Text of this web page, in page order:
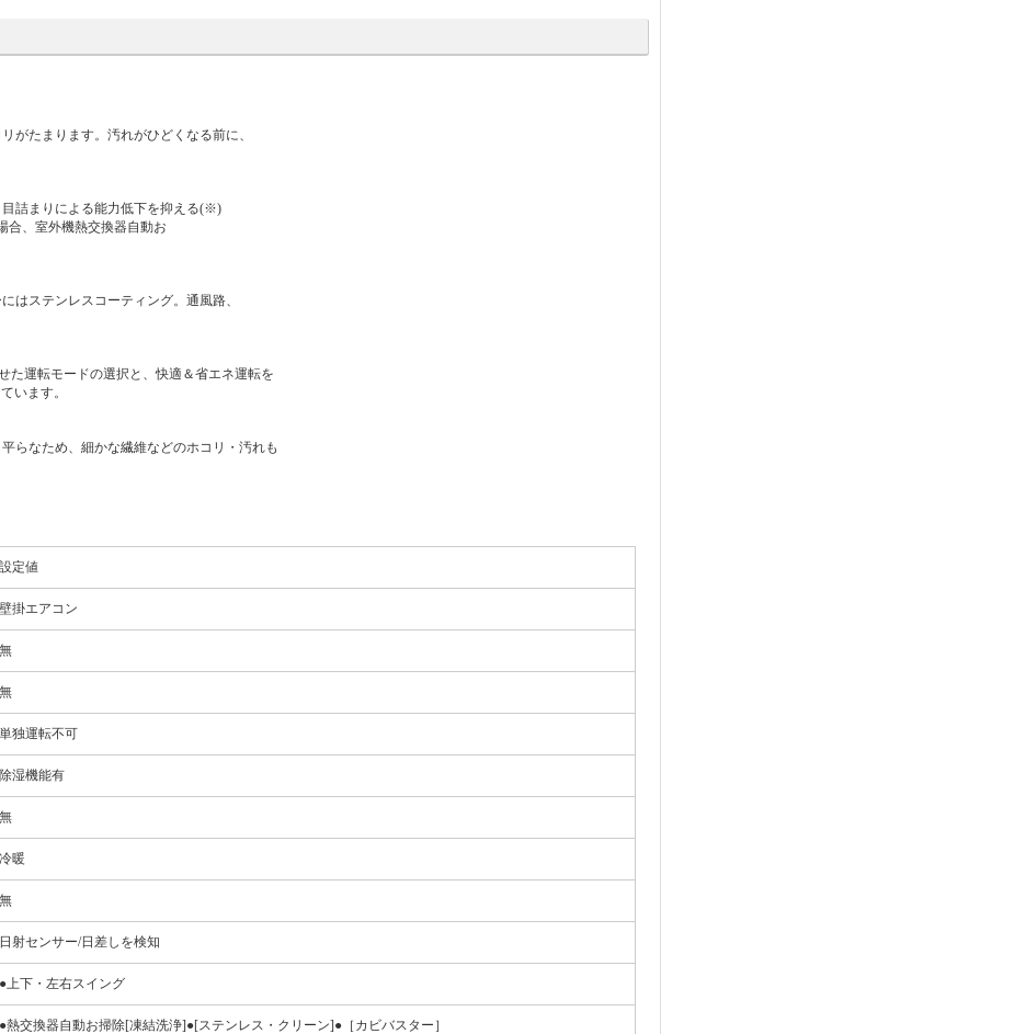
がたまります。汚れがひどくなる前に、
詰まりによる能力低下を抑える(※)
合、室外機熱交換器自動お
はステンレスコーティング。通風路、
た運転モードの選択と、快適＆省エネ運転を
います。
らなため、細かな繊維などのホコリ・汚れも
設定値
壁掛エアコン
無
無
単独運転不可
除湿機能有
無
冷暖
無
日射センサー/日差しを検知
●上下・左右スイング
●熱交換器自動お掃除[凍結洗浄]●[ステンレス・クリーン]●［カビバスター］